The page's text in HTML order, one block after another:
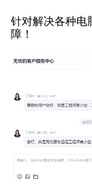
针对解决各种电
障！